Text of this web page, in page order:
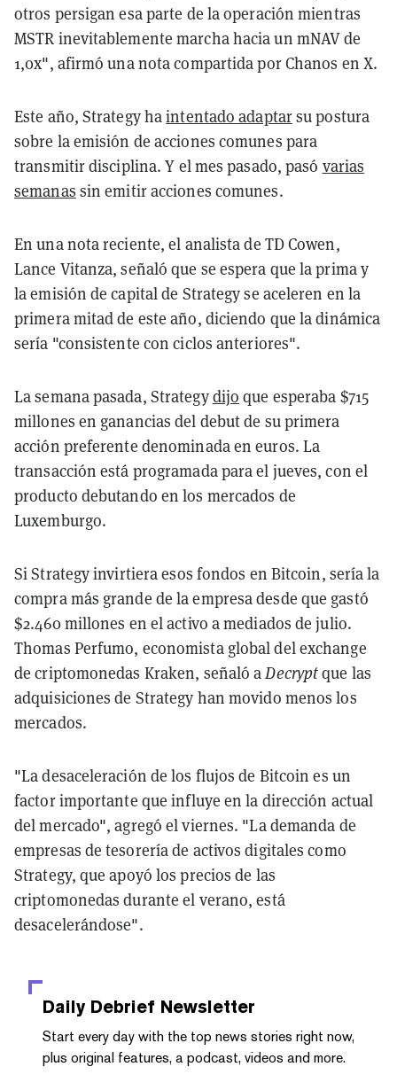
otros persigan esa parte de la operación mientras
MSTR inevitablemente marcha hacia un mNAV de
1,0x", afirmó una nota compartida por Chanos en X.
Este año, Strategy haintentado adaptarsu postura
sobre la emisión de acciones comunes para
transmitir disciplina. Y el mes pasado, pasó varias
semanas sin emitir acciones comunes.
En una nota reciente, el analista de TD Cowen,
Lance Vitanza, señaló que se espera que la prima y
la emisión de capital de Strategy se aceleren en la
primera mitad de este año, diciendo que la dinámica
sería "consistente con ciclos anteriores".
La semana pasada, Strategydijo que esperaba $715
millones en ganancias del debut de su primera
acción preferente denominada en euros. La
transacción está programada para el jueves, con el
producto debutando en los mercados de
Luxemburgo.
Si Strategy invirtiera esos fondos en Bitcoin, sería la
compra más grande de la empresa desde que gastó
$2.460 millones en el activo a mediados de julio.
Thomas Perfumo, economista global del exchange
de criptomonedas Kraken, señaló aDecryptque las
adquisiciones de Strategy han movido menos los
mercados.
"La desaceleración de los flujos de Bitcoin es un
factor importante que influye en la dirección actual
del mercado", agregó el viernes. "La demanda de
empresas de tesorería de activos digitales como
Strategy, que apoyó los precios de las
criptomonedas durante el verano, está
desacelerándose".
Daily Debrief Newsletter
Start every day with the top news stories right now,
plus original features, a podcast, videos and more.